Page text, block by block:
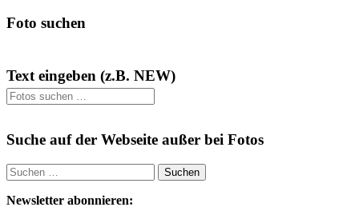
Foto suchen
Text eingeben (z.B. NEW)
Suche auf der Webseite außer bei Fotos
Suchen
nach:
Newsletter abonnieren: